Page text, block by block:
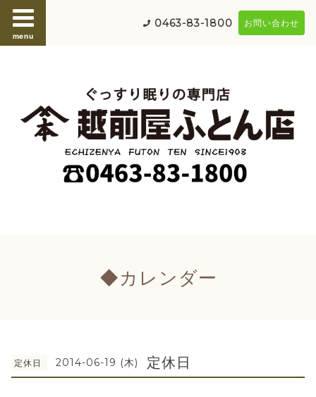
menu
0463-83-1800 お問い合わせ
◆カレンダー
定休日 2014-06-19 (木) 定休日